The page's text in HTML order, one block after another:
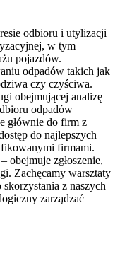
odbioru i utylizacji
w tym
pojazdów.
odpadów takich jak
czy czyściwa.
obejmującej analizę
odpadów
głównie do firm z
do najlepszych
firmami.
obejmuje zgłoszenie,
Zachęcamy warsztaty
z naszych
zarządzać